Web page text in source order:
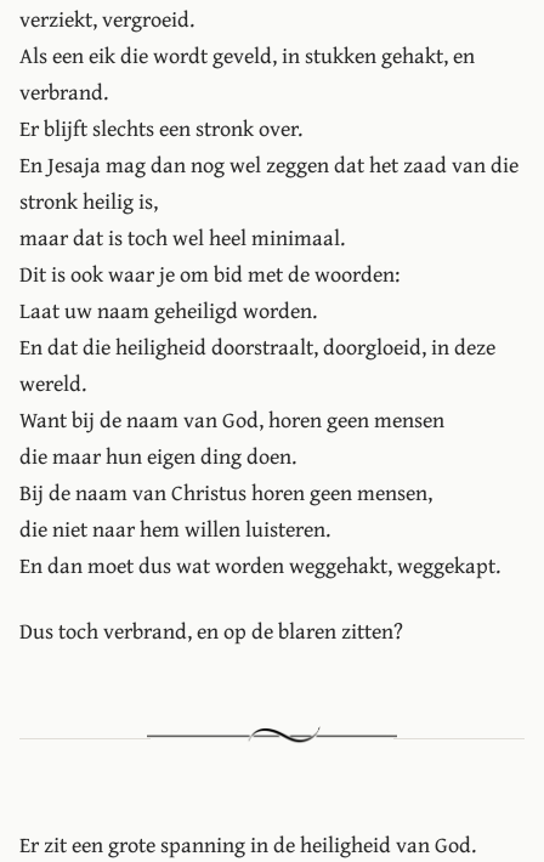
verziekt, vergroeid.
Als een eik die wordt geveld, in stukken gehakt, en
verbrand.
Er blijft slechts een stronk over.
En Jesaja mag dan nog wel zeggen dat het zaad van die
stronk heilig is,
maar dat is toch wel heel minimaal.
Dit is ook waar je om bid met de woorden:
Laat uw naam geheiligd worden.
En dat die heiligheid doorstraalt, doorgloeid, in deze
wereld.
Want bij de naam van God, horen geen mensen
die maar hun eigen ding doen.
Bij de naam van Christus horen geen mensen,
die niet naar hem willen luisteren.
En dan moet dus wat worden weggehakt, weggekapt.
Dus toch verbrand, en op de blaren zitten?
Er zit een grote spanning in de heiligheid van God.